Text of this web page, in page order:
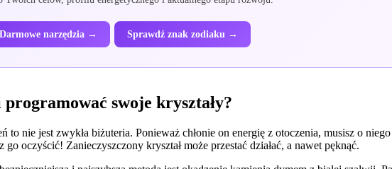
Darmowe narzędzia → Sprawdź znak zodiaku →
programować swoje kryształy?
to nie jest zwykła biżuteria. Ponieważ chłonie on energię z otoczenia, musisz o
oczyścić! Zanieczyszczony kryształ może przestać działać, a nawet pęknąć.